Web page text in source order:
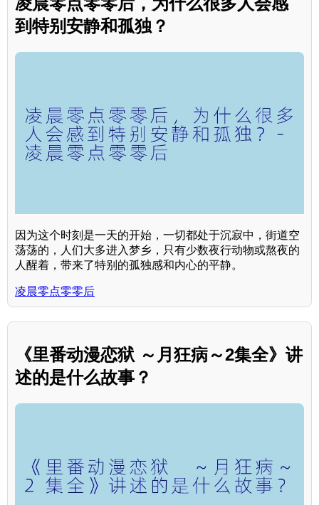
到特别安静和孤独？
因为这个时刻是一天的开始，一切都处于沉寂中，街道空
荡荡的，人们大多进入梦乡，只有少数夜行动物或熬夜的
人醒着，带来了特别的孤独感和内心的平静。
凌晨零点零零后
《里番动漫恋狱 ～月狂病～2集全》讲
述的是什么故事？